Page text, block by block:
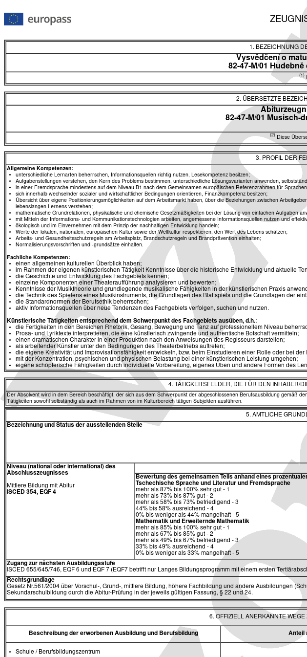
1. BEZEICHNUNG
Vysvědčení o
82-47-M/01
(1)
2. ÜBERSETZTE
82-47-M/01 Musisch-
(2) Diese
3. PROFIL DER
Allgemeine Kompetenzen:
unterschiedliche Lernarten beherrschen, Informationsquellen richtig nutzen, Lesekompetenz besitzen;
Aufgabenstellungen verstehen, den Kern des Problems bestimmen, unterschiedliche Lösungsvarianten anwenden,
in einer Fremdsprache mindestens auf dem Niveau B1 nach dem Gemeinsamen europäischen Referenzrahmen für
sich innerhalb wechselnder sozialer und wirtschaftlicher Bedingungen orientieren, Finanzkompetenz besitzen;
Übersicht über eigene Positionierungsmöglichkeiten auf dem Arbeitsmarkt haben, über die Beziehungen zwischen
lebenslangen Lernens verstehen;
mathematische Grundrelationen, physikalische und chemische Gesetzmäßigkeiten bei der Lösung von einfachen Aufgaben
mit Mitteln der Informations- und Kommunikationstechnologien arbeiten, angemessene Informationsquellen nutzen und
ökologisch und im Einvernehmen mit dem Prinzip der nachhaltigen Entwicklung handeln;
Werte der lokalen, nationalen, europäischen Kultur sowie der Weltkultur respektieren, den Wert des Lebens schätzen;
Arbeits- und Gesundheitsschutzregeln am Arbeitsplatz, Brandschutzregeln und Brandprävention einhalten;
Normalisierungsvorschriften und -grundsätze einhalten.
Fachliche Kompetenzen:
einen allgemeinen kulturellen Überblick haben;
im Rahmen der eigenen künstlerischen Tätigkeit Kenntnisse über die historische Entwicklung und aktuelle
die Geschichte und Entwicklung des Fachgebiets kennen;
einzelne Komponenten einer Theateraufführung analysieren und bewerten;
Kenntnisse der Musiktheorie und grundlegende musikalische Fähigkeiten in der künstlerischen Praxis
die Technik des Spielens eines Musikinstruments, die Grundlagen des Blattspiels und die Grundlagen der
die Standardnormen der Berufsethik beherrschen;
aktiv Informationsquellen über neue Tendenzen des Fachgebiets verfolgen, suchen und nutzen.
Künstlerische Tätigkeiten entsprechend dem Schwerpunkt des Fachgebiets ausüben, d.h.:
die Fertigkeiten in den Bereichen Rhetorik, Gesang, Bewegung und Tanz auf professionellem Niveau
Prosa- und Lyriktexte interpretieren, die eine künstlerisch zwingende und authentische Botschaft vermitteln;
einen dramatischen Charakter in einer Produktion nach den Anweisungen des Regisseurs darstellen;
als arbeitender Künstler unter den Bedingungen des Theaterbetriebs auftreten;
die eigene Kreativität und Improvisationsfähigkeit entwickeln, bzw. beim Einstudieren einer Rolle oder bei
mit der Konzentration, psychischen und physischen Belastung bei einer künstlerischen Leistung umgehen;
eigene schöpferische Fähigkeiten durch individuelle Vorbereitung, eigenes Üben und andere Formen des
4. TÄTIGKEITSFELDER, DIE FÜR DEN INHABER/
Der Absolvent wird in dem Bereich beschäftigt, der sich aus dem Schwerpunkt der abgeschlossenen Berufsausbildung gemäß
Tätigkeiten sowohl selbständig als auch im Rahmen von im Kulturbereich tätigen Subjekten ausführen.
5. AMTLICHE
Bezeichnung und Status der ausstellenden Stelle
Niveau (national oder international) des
Abschlusszeugnisses
Mittlere Bildung mit Abitur
ISCED 354, EQF 4
Bewertung des gemeinsamen Teils anhand eines
Tschechische Sprache und Literatur und Fremdsprache
mehr als 87% bis 100% sehr gut - 1
mehr als 73% bis 87% gut - 2
mehr als 58% bis 73% befriedigend - 3
44% bis 58% ausreichend - 4
0% bis weniger als 44% mangelhaft - 5
Mathematik und Erweiternde Mathematik
mehr als 85% bis 100% sehr gut - 1
mehr als 67% bis 85% gut - 2
mehr als 49% bis 67% befriedigend - 3
33% bis 49% ausreichend - 4
0% bis weniger als 33% mangelhaft - 5
Zugang zur nächsten Ausbildungsstufe
ISCED 655/645/746, EQF 6 und EQF 7 (EQF7 betrifft nur Langes Bildungsprogramm mit einem ersten
Rechtsgrundlage
Gesetz Nr.561/2004 über Vorschul-, Grund-, mittlere Bildung, höhere Fachbildung und andere Ausbildungen
Sekundarschulbildung durch die Abitur-Prüfung in der jeweils gültigen Fassung, § 22 und 24.
6. OFFIZIELL ANERKANNTE
Beschreibung der erworbenen Ausbildung und Berufsbildung Anteil
Schule / Berufsbildungszentrum